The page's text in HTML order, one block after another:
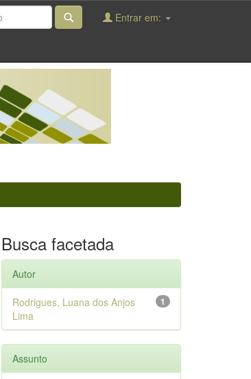
Entrar em:
Busca facetada
Autor
1
Rodrigues, Luana dos Anjos
Lima
Assunto